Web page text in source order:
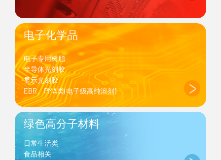
电子化学品
电子专用树脂
半导体光刻胶
显示光刻胶
EBR、PMA类(电子级高纯溶剂)
绿色高分子材料
日常生活类
食品相关